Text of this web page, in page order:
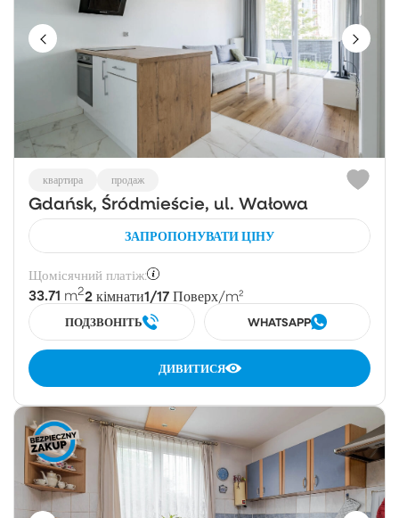
квартира продаж
Gdańsk, Śródmieście, ul. Wałowa
ЗАПРОПОНУВАТИ ЦІНУ
Щомісячний платіж:
33.71 m22 кімнати1/17 Поверх/m²
ПОДЗВОНІТЬ WHATSAPP
ДИВИТИСЯ